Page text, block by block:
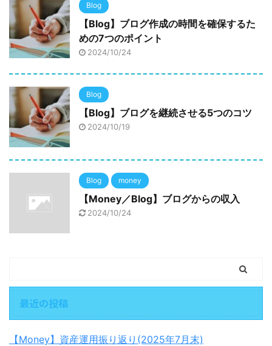
Blog
【Blog】ブログ作成の時間を確保するた
めの7つのポイント
2024/10/24
Blog
【Blog】ブログを継続させる5つのコツ
2024/10/19
Blog money
【Money／Blog】ブログからの収入
2024/10/24
最近の投稿
【Money】資産運用振り返り(2025年7月末)